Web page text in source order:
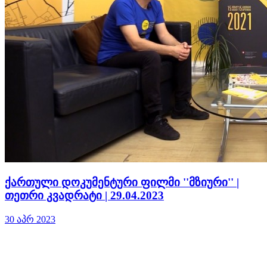
ქართული დოკუმენტური ფილმი ''მზიური'' |
თეთრი კვადრატი | 29.04.2023
30 აპრ 2023